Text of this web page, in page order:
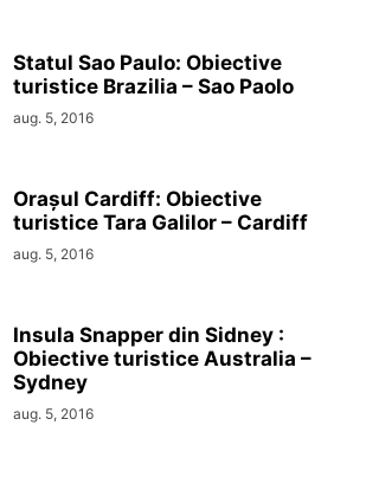
Statul Sao Paulo: Obiective
turistice Brazilia – Sao Paolo
aug. 5, 2016
Orașul Cardiff: Obiective
turistice Tara Galilor – Cardiff
aug. 5, 2016
Insula Snapper din Sidney :
Obiective turistice Australia –
Sydney
aug. 5, 2016